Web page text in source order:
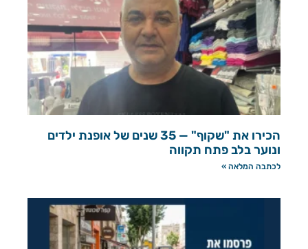
הכירו את "שקוף" — 35 שנים של אופנת ילדים
ונוער בלב פתח תקווה
לכתבה המלאה »